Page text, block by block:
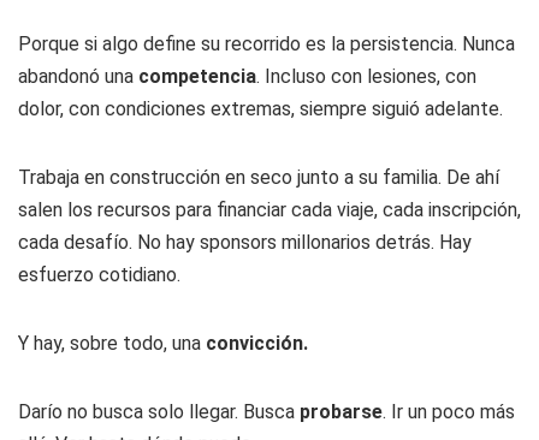
Porque si algo define su recorrido es la persistencia. Nunca
abandonó una competencia. Incluso con lesiones, con
dolor, con condiciones extremas, siempre siguió adelante.
Trabaja en construcción en seco junto a su familia. De ahí
salen los recursos para financiar cada viaje, cada inscripción,
cada desafío. No hay sponsors millonarios detrás. Hay
esfuerzo cotidiano.
Y hay, sobre todo, una convicción.
Darío no busca solo llegar. Busca probarse. Ir un poco más